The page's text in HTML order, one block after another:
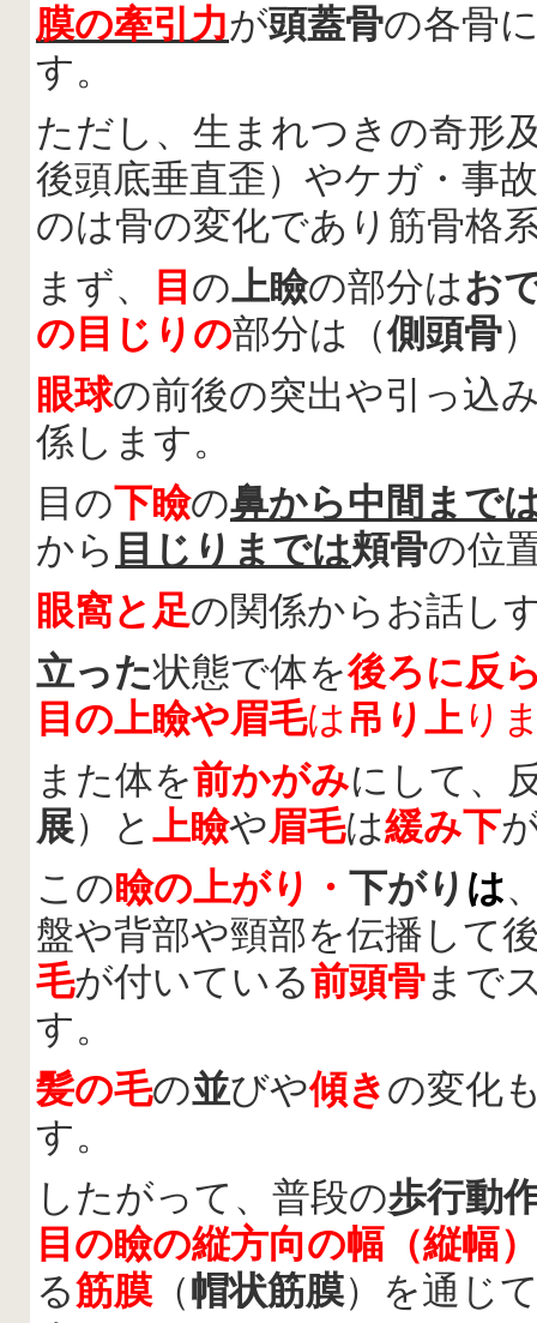
膜の牽引力が頭蓋骨の各骨
す。
ただし、生まれつきの奇形
後頭底垂直歪）やケガ・事
のは骨の変化であり筋骨格
まず、
目 の上瞼の部分はお
の目じりの部分は（側頭骨
眼球の前後の突出や引っ込
係します。
目の下瞼の鼻から中間まで
から 目じりまでは頬骨の位
眼窩と足の関係からお話し
立った状態で体を後ろに反
目 の上瞼や眉毛は 吊り上り
また体を前かがみにして、
展）と 上瞼や眉毛は緩み下
この瞼の上がり・ 下がり は
盤や背部や頸部を伝播して
毛が付いている前頭骨まで
す。
髪の毛の並びや傾きの変化
す。
したがって、普段の歩行動
目の瞼の縦方向の幅（縦幅
る筋膜 （帽状筋膜）を通じ